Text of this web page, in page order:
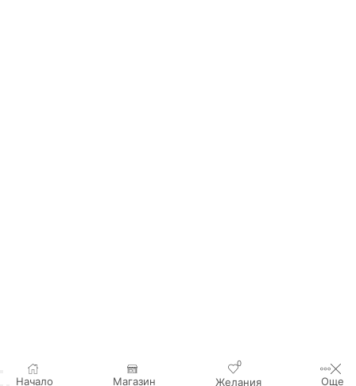
Начало Магазин
0
Желания Още